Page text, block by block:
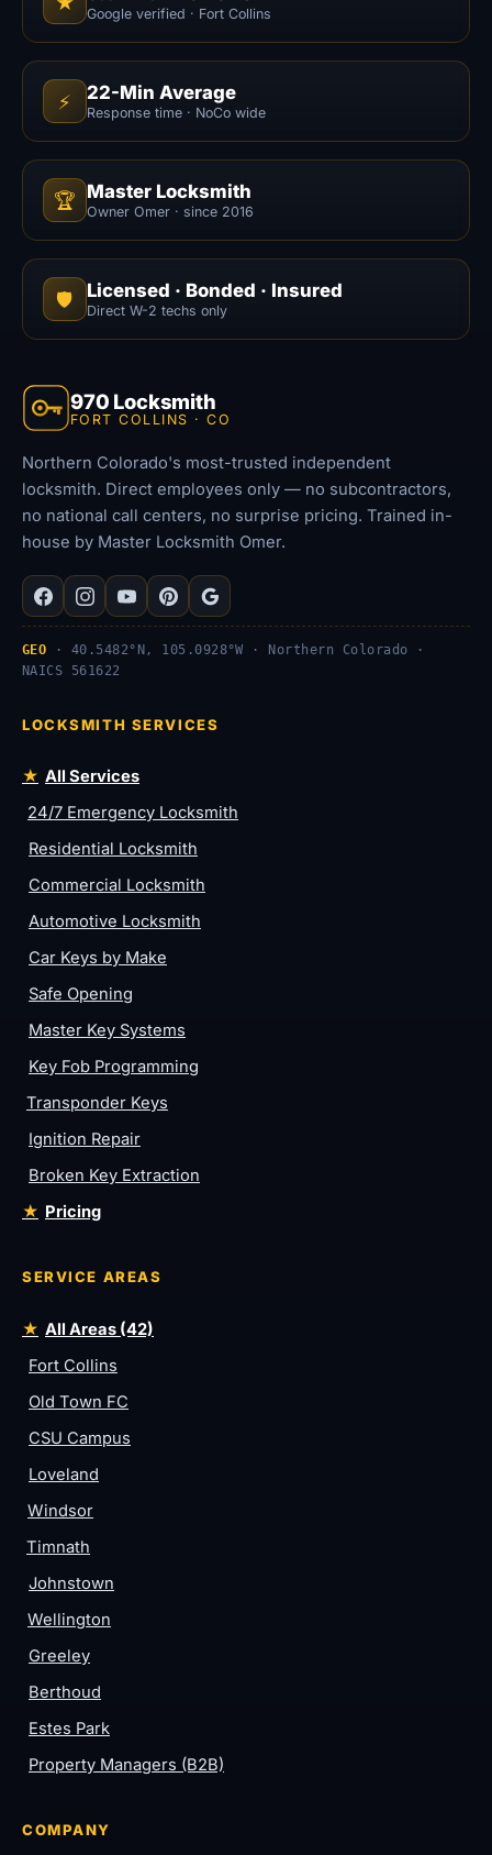
Google verified · Fort Collins
⚡ 22-Min Average
Response time · NoCo wide
🏆 Master Locksmith
Owner Omer · since 2016
🛡️ Licensed · Bonded · Insured
Direct W-2 techs only
970 Locksmith
FORT COLLINS · CO
Northern Colorado's most-trusted independent
locksmith. Direct employees only — no subcontractors,
no national call centers, no surprise pricing. Trained in-
house by Master Locksmith Omer.
GEO · 40.5482°N, 105.0928°W · Northern Colorado ·
NAICS 561622
LOCKSMITH SERVICES
All Services
24/7 Emergency Locksmith
Residential Locksmith
Commercial Locksmith
Automotive Locksmith
Car Keys by Make
Safe Opening
Master Key Systems
Key Fob Programming
Transponder Keys
Ignition Repair
Broken Key Extraction
Pricing
SERVICE AREAS
All Areas (42)
Fort Collins
Old Town FC
CSU Campus
Loveland
Windsor
Timnath
Johnstown
Wellington
Greeley
Berthoud
Estes Park
Property Managers (B2B)
COMPANY